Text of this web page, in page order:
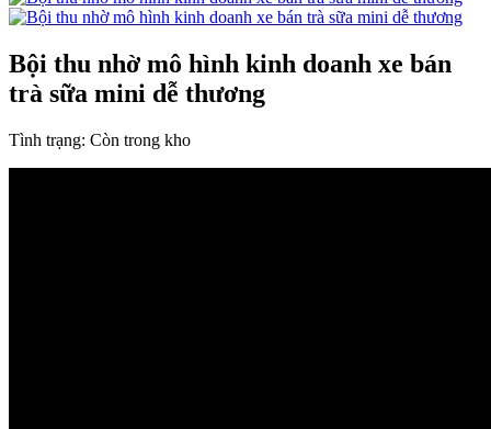
Bội thu nhờ mô hình kinh doanh xe bán
trà sữa mini dễ thương
Tình trạng: Còn trong kho